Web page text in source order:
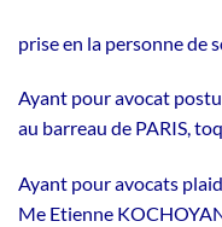
prise en la personne de
Ayant pour avocat
au barreau de PARIS,
Ayant pour avocats
Me Etienne